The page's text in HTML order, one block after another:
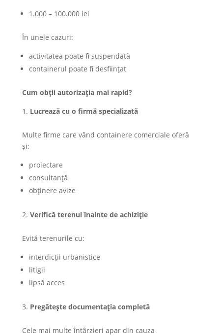
1.000 – 100.000 lei
În unele cazuri:
activitatea poate fi suspendată
containerul poate fi desființat
Cum obții autorizația mai rapid?
Lucrează cu o firmă specializată
Multe firme care vând containere comerciale oferă
și:
proiectare
consultanță
obținere avize
Verifică terenul înainte de achiziție
Evită terenurile cu:
interdicții urbanistice
litigii
lipsă acces
Pregătește documentația completă
Cele mai multe întârzieri apar din cauza